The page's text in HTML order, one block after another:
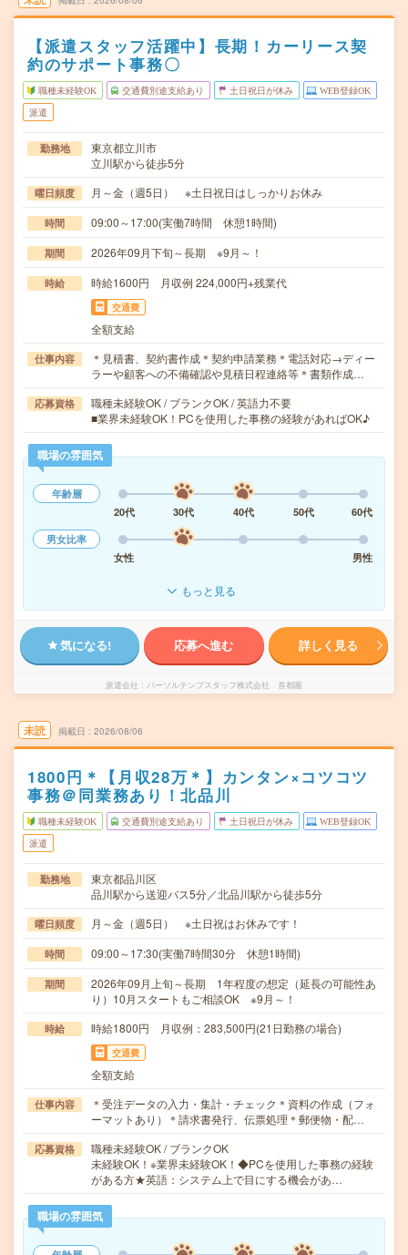
【派遣スタッフ活躍中】長期！カーリース契
約のサポート事務〇
職種未経験OK 交通費別途支給あり 土日祝日が休み WEB登録OK
派遣
勤務地
東京都立川市
立川駅から徒歩5分
曜日頻度 月～金（週5日） ※土日祝日はしっかりお休み
時間 09:00～17:00(実働7時間 休憩1時間)
期間 2026年09月下旬～長期 ※9月～！
時給 時給1600円 月収例 224,000円+残業代
交通費
全額支給
仕事内容
＊見積書、契約書作成＊契約申請業務＊電話対応→ディー
ラーや顧客への不備確認や見積日程連絡等＊書類作成…
応募資格
職種未経験OK / ブランクOK / 英語力不要
■業界未経験OK！PCを使用した事務の経験があればOK♪
職場の雰囲気
年齢層
20代
30代 40代 50代
60代
男女比率
女性
男性
もっと見る
気になる! 応募へ進む 詳しく見る
派遣会社 パーソルテンプスタッフ株式会社 首都圏
未読 掲載日 2026/08/06
1800円＊【月収28万＊】カンタン×コツコツ
事務＠同業務あり！北品川
職種未経験OK 交通費別途支給あり 土日祝日が休み WEB登録OK
派遣
勤務地
東京都品川区
品川駅から送迎バス5分／北品川駅から徒歩5分
曜日頻度 月～金（週5日） ※土日祝はお休みです！
時間 09:00～17:30(実働7時間30分 休憩1時間)
期間
2026年09月上旬～長期 1年程度の想定（延長の可能性あ
り）10月スタートもご相談OK ※9月～！
時給 時給1800円 月収例：283,500円(21日勤務の場合)
交通費
全額支給
仕事内容
＊受注データの入力・集計・チェック＊資料の作成（フォ
ーマットあり）＊請求書発行、伝票処理＊郵便物・配…
応募資格
職種未経験OK / ブランクOK
未経験OK！※業界未経験OK！◆PCを使用した事務の経験
がある方★英語：システム上で目にする機会があ…
職場の雰囲気